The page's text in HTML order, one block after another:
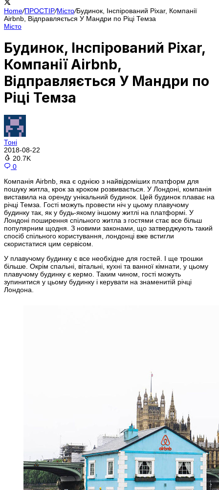
Home/ПРОСТІР/Місто/Будинок, Інспірований Pixar, Компанії
Airbnb, Відправляється У Мандри по Ріці Темза
Місто
Будинок, Інспірований Pixar,
Компанії Airbnb,
Відправляється У Мандри по
Ріці Темза
Тоні
2018-08-22
20.7K
0
Компанія Airbnb, яка є однією з найвідоміших платформ для
пошуку житла, крок за кроком розвивається. У Лондоні, компанія
виставила на оренду унікальний будинок. Цей будинок плаває на
річці Темза. Гості можуть провести ніч у цьому плавучому
будинку так, як у будь-якому іншому житлі на платформі. У
Лондоні поширення спільного житла з гостями стає все більш
популярним щодня. З новими законами, що затверджують такий
спосіб спільного користування, лондонці вже встигли
скористатися цим сервісом.
У плавучому будинку є все необхідне для гостей. І ще трошки
більше. Окрім спальні, вітальні, кухні та ванної кімнати, у цьому
плавучому будинку є кермо. Таким чином, гості можуть
зупинитися у цьому будинку і керувати на знаменитій річці
Лондона.